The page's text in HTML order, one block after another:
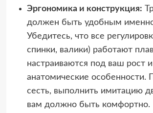
Эргономика и конструкция:
должен быть удобным
Убедитесь, что все
спинки, валики) работают
настраиваются под ваш рост и
анатомические особенности.
сесть, выполнить имитацию
вам должно быть комфортно.